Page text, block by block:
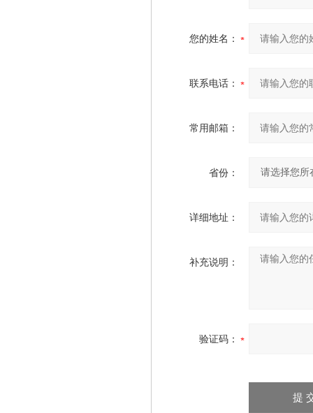
您的姓名：
联系电话：
常用邮箱：
省份：
详细地址：
补充说明：
验证码：